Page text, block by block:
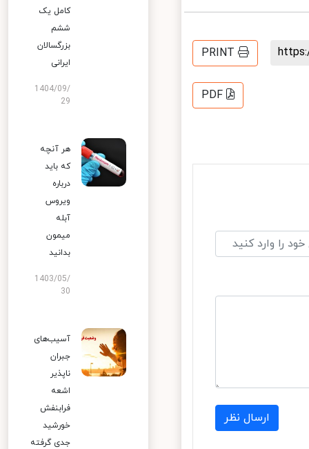
PRINT
PDF
ارسال نظر
کامل یک
ششم
بزرگسالان
ایرانی
1404/09/
29
هر آنچه
که باید
درباره
ویروس
آبله
میمون
بدانید
1403/05/
30
آسیب‌های
جبران
ناپذیر
اشعه
فرابنفش
خورشید
جدی گرفته